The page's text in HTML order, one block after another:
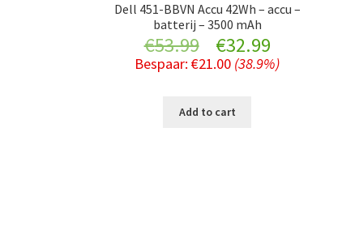
Dell 451-BBVN Accu 42Wh – accu –
batterij – 3500 mAh
€53.99
Original
price
was:
€32.99Current
price
Bespaar:€21.00 (38.9%)
Add to cart